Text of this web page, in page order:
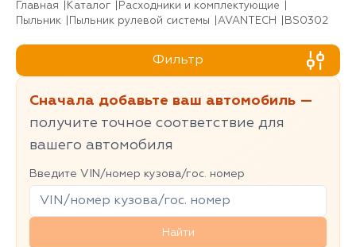
Главная Каталог
Расходники и комплектующие
Пыльник
Пыльник рулевой системы AVANTECH BS0302
Фильтр
Сначала добавьте ваш автомобиль —
получите точное соответствие для
вашего автомобиля
Введите VIN/номер кузова/гос. номер
Найти